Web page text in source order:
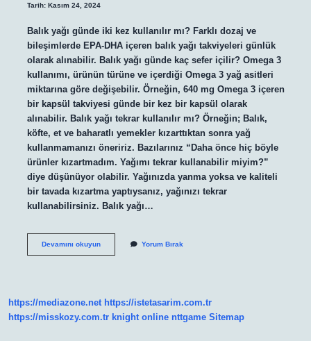
Tarih: Kasım 24, 2024
Balık yağı günde iki kez kullanılır mı? Farklı dozaj ve
bileşimlerde EPA-DHA içeren balık yağı takviyeleri günlük
olarak alınabilir. Balık yağı günde kaç sefer içilir? Omega 3
kullanımı, ürünün türüne ve içerdiği Omega 3 yağ asitleri
miktarına göre değişebilir. Örneğin, 640 mg Omega 3 içeren
bir kapsül takviyesi günde bir kez bir kapsül olarak
alınabilir. Balık yağı tekrar kullanılır mı? Örneğin; Balık,
köfte, et ve baharatlı yemekler kızarttıktan sonra yağ
kullanmamanızı öneririz. Bazılarınız “Daha önce hiç böyle
ürünler kızartmadım. Yağımı tekrar kullanabilir miyim?”
diye düşünüyor olabilir. Yağınızda yanma yoksa ve kaliteli
bir tavada kızartma yaptıysanız, yağınızı tekrar
kullanabilirsiniz. Balık yağı…
Devamını okuyunBalık
Mı
Yorum Bırak
https://mediazone.net https://istetasarim.com.tr
https://misskozy.com.tr knight online nttgame Sitemap